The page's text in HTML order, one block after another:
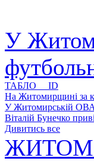
У
ТАБЛО ID
На Житомирщині за
У Житомирській ОВА
Віталій Бунечко
Дивитись все